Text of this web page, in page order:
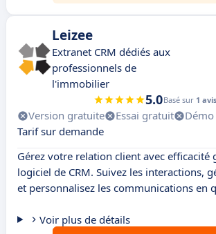
Leizee
Extranet CRM dédiés aux
professionnels de
l'immobilier
5.0Basé sur 1 avis
Version gratuite Essai gratuit
Tarif sur demande
Gérez votre relation client avec efficacité
logiciel de CRM. Suivez les interactions,
et personnalisez les communications en
Voir plus de détails